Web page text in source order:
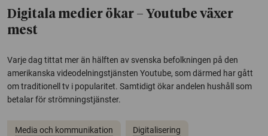
Digitala medier ökar – Youtube växer
mest
Varje dag tittat mer än hälften av svenska befolkningen på den
amerikanska videodelningstjänsten Youtube, som därmed har gått
om traditionell tv i popularitet. Samtidigt ökar andelen hushåll som
betalar för strömningstjänster.
Media och kommunikation Digitalisering